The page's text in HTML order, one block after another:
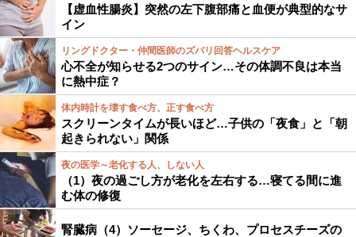
【虚血性腸炎】突然の左下腹部痛と血便が典型的なサ
イン
リングドクター・仲間医師のズバリ回答ヘルスケア
心不全が知らせる2つのサイン…その体調不良は本当
に熱中症？
体内時計を壊す食べ方、正す食べ方
スクリーンタイムが長いほど…子供の「夜食」と「朝
起きられない」関係
夜の医学～老化する人、しない人
（1）夜の過ごし方が老化を左右する…寝てる間に進
む体の修復
腎臓病（4）ソーセージ、ちくわ、プロセスチーズの